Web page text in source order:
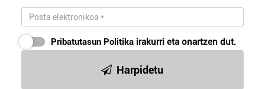
Pribatutasun Politika irakurri eta onartzen dut.
Harpidetu